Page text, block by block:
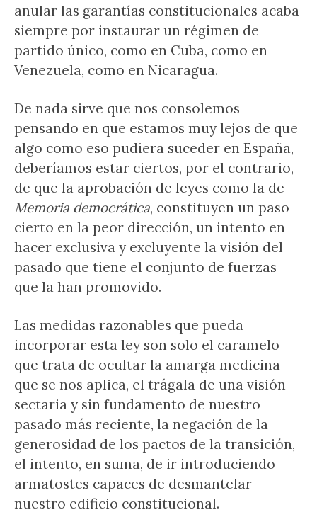
anular las garantías constitucionales acaba
siempre por instaurar un régimen de
partido único, como en Cuba, como en
Venezuela, como en Nicaragua.
De nada sirve que nos consolemos
pensando en que estamos muy lejos de que
algo como eso pudiera suceder en España,
deberíamos estar ciertos, por el contrario,
de que la aprobación de leyes como la de
Memoria democrática, constituyen un paso
cierto en la peor dirección, un intento en
hacer exclusiva y excluyente la visión del
pasado que tiene el conjunto de fuerzas
que la han promovido.
Las medidas razonables que pueda
incorporar esta ley son solo el caramelo
que trata de ocultar la amarga medicina
que se nos aplica, el trágala de una visión
sectaria y sin fundamento de nuestro
pasado más reciente, la negación de la
generosidad de los pactos de la transición,
el intento, en suma, de ir introduciendo
armatostes capaces de desmantelar
nuestro edificio constitucional.